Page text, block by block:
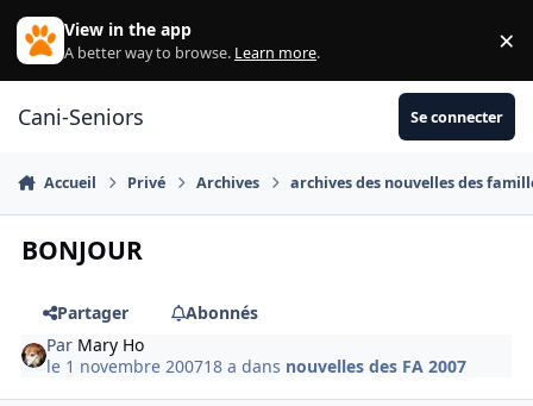
Aller au contenu
View in the app
A better way to browse. Learn more. ×
Cani-Seniors Se connecter
Accueil Privé Archives archives des nouvelles des
BONJOUR
Partager
Abonnés
Par Mary Ho
le 1 novembre 200718 a dans nouvelles des FA 2007